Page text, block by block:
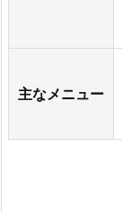
主なメニュー